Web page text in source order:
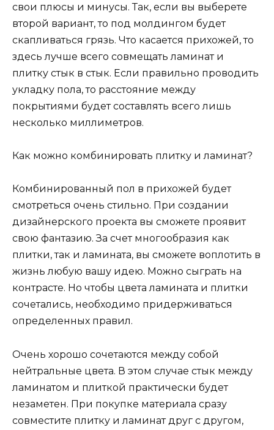
свои плюсы и минусы. Так, если вы выберете
второй вариант, то под молдингом будет
скапливаться грязь. Что касается прихожей, то
здесь лучше всего совмещать ламинат и
плитку стык в стык. Если правильно проводить
укладку пола, то расстояние между
покрытиями будет составлять всего лишь
несколько миллиметров.
Как можно комбинировать плитку и ламинат?
Комбинированный пол в прихожей будет
смотреться очень стильно. При создании
дизайнерского проекта вы сможете проявит
свою фантазию. За счет многообразия как
плитки, так и ламината, вы сможете воплотить в
жизнь любую вашу идею. Можно сыграть на
контрасте. Но чтобы цвета ламината и плитки
сочетались, необходимо придерживаться
определенных правил.
Очень хорошо сочетаются между собой
нейтральные цвета. В этом случае стык между
ламинатом и плиткой практически будет
незаметен. При покупке материала сразу
совместите плитку и ламинат друг с другом,